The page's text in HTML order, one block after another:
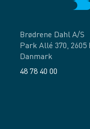
Brødrene Dahl A/S
Park Allé 370, 2605
Danmark
48 78 40 00